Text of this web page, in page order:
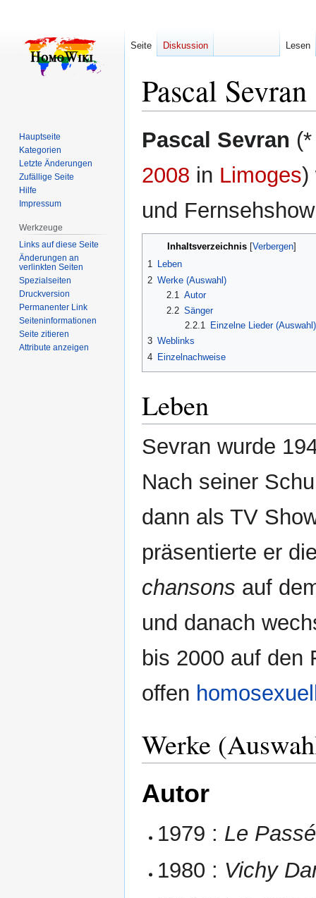
Pascal Sevran
Zur
Navigation
Zur
Suche
Pascal Sevran
2008 in Limoges)
und
Inhaltsverzeichnis
1 Leben
2 Werke (Auswahl)
2.1
Autor
2.2 Sänger
2.2.1 Einzelne Lieder (Auswahl)
3 Weblinks
4 Einzelnachweise
Leben
Sevran wurde
Nach seiner
dann als TV
präsentierte er
chansons auf
und danach
bis 2000 auf den
offen
Werke
Autor
1979 : Le
1980 : Vichy
Seite Diskussion Lesen
Hauptseite
Kategorien
Letzte Änderungen
Zufällige Seite
Hilfe
Impressum
Werkzeuge
Links auf diese Seite
Änderungen an
verlinkten Seiten
Spezialseiten
Druckversion
Permanenter Link
Seiten­­informationen
Seite zitieren
Attribute anzeigen